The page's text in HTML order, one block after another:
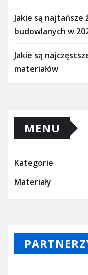
Jakie są najtańsze
budowlanych w
Jakie są
materiałów
MENU
Kategorie
Materiały